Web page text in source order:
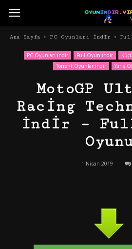
Ana Sayfa PC Oyunları İndir
PC Oyunları İndir Full Oyun İndir
Torrent Oyunlar indir
Yarış
MotoGP
Racing
İndir –
1 Nisan 2019